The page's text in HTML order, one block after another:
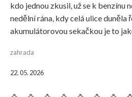
kdo jednou zkusil, už se k benzínu
nedělní rána, kdy celá ulice duněla
akumulátorovou sekačkou je to
zahrada
22. 05. 2026